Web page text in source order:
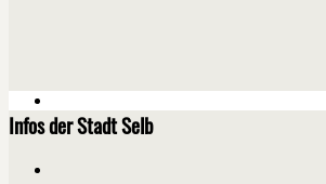
Infos der Stadt Selb